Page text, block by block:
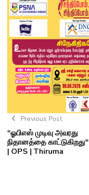
Previous Post
"ஓபிஎஸ் முடிவு அவரது
நிதானத்தை காட்டுகிறது"
| OPS | Thiruma